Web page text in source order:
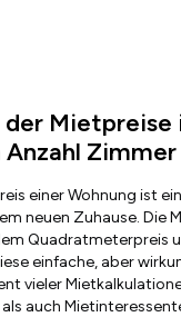
Mietpreise
Anzahl Zimmer
einer Wohnung ist
neuen Zuhause. Die
Quadratmeterpreis
einfache, aber
vieler
auch